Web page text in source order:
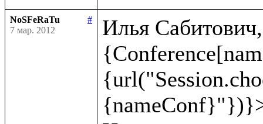
NoSFeRaTu
#
7 мар. 2012
Илья